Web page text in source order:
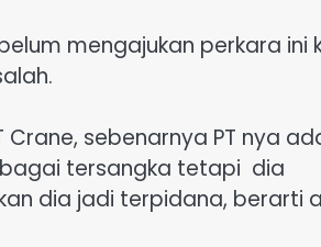
mengajukan perkara ini
sebenarnya PT nya
tersangka tetapi dia
dia jadi terpidana, berarti